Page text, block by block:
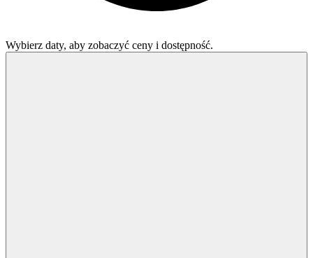
Wybierz daty, aby zobaczyć ceny i dostępność.